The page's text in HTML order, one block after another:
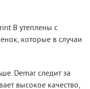
B утеплены с
которые в случаи
Demar следит за
высокое качество,